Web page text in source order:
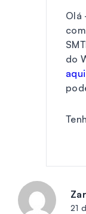
Olá
do
aqui
21